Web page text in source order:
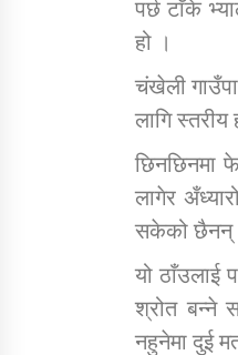
तातोपानी
पर्छ टाँके
हो ।
चंखेली
लागि
छिनछिनमा
लागेर
सकेको छैनन्
यो ठाँउलाई
श्रोत बन्ने
नहुनेमा दुई